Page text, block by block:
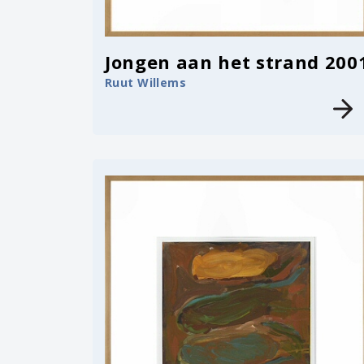
Jongen aan het strand
Ruut Willems